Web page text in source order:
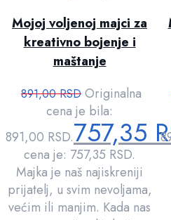
Mojoj voljenoj majci za
kreativno bojenje i
maštanje
891,00RSD Originalna
cena je bila:
891,00 RSD.757,35
cena je: 757,35 RSD.
Majka je naš najiskreniji
prijatelj, u svim nevoljama,
većim ili manjim. Kada nas